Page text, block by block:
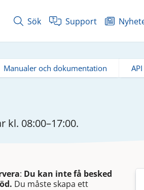
Sök Support
Manualer och dokumentation API
08:00–17:00.
: Du kan inte få besked
Du måste skapa ett